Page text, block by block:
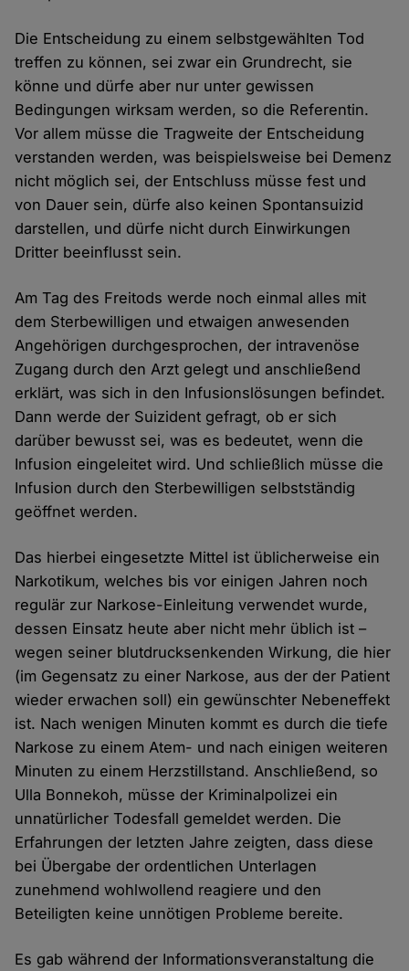
Die Entscheidung zu einem selbstgewählten Tod
treffen zu können, sei zwar ein Grundrecht, sie
könne und dürfe aber nur unter gewissen
Bedingungen wirksam werden, so die Referentin.
Vor allem müsse die Tragweite der Entscheidung
verstanden werden, was beispielsweise bei Demenz
nicht möglich sei, der Entschluss müsse fest und
von Dauer sein, dürfe also keinen Spontansuizid
darstellen, und dürfe nicht durch Einwirkungen
Dritter beeinflusst sein.
Am Tag des Freitods werde noch einmal alles mit
dem Sterbewilligen und etwaigen anwesenden
Angehörigen durchgesprochen, der intravenöse
Zugang durch den Arzt gelegt und anschließend
erklärt, was sich in den Infusionslösungen befindet.
Dann werde der Suizident gefragt, ob er sich
darüber bewusst sei, was es bedeutet, wenn die
Infusion eingeleitet wird. Und schließlich müsse die
Infusion durch den Sterbewilligen selbstständig
geöffnet werden.
Das hierbei eingesetzte Mittel ist üblicherweise ein
Narkotikum, welches bis vor einigen Jahren noch
regulär zur Narkose-Einleitung verwendet wurde,
dessen Einsatz heute aber nicht mehr üblich ist –
wegen seiner blutdrucksenkenden Wirkung, die hier
(im Gegensatz zu einer Narkose, aus der der Patient
wieder erwachen soll) ein gewünschter Nebeneffekt
ist. Nach wenigen Minuten kommt es durch die tiefe
Narkose zu einem Atem- und nach einigen weiteren
Minuten zu einem Herzstillstand. Anschließend, so
Ulla Bonnekoh, müsse der Kriminalpolizei ein
unnatürlicher Todesfall gemeldet werden. Die
Erfahrungen der letzten Jahre zeigten, dass diese
bei Übergabe der ordentlichen Unterlagen
zunehmend wohlwollend reagiere und den
Beteiligten keine unnötigen Probleme bereite.
Es gab während der Informationsveranstaltung die